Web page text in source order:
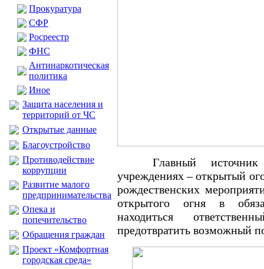
Прокуратура
CФР
Росреестр
ФНС
Антинаркотическая
политика
Иное
Защита населения и
территорий от ЧС
Открытые данные
Благоустройство
Противодействие
коррупции
Развитие малого
предпринимательства
Опека и
попечительство
Обращения граждан
Проект «Комфортная
городская среда»
Главный
учреждениях – открытый
рождественских
открытого огня в
находиться
предотвратить возможный